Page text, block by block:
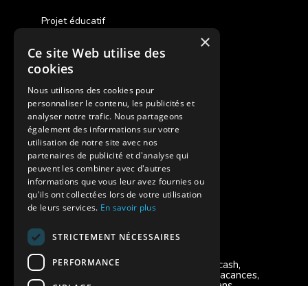
Projet éducatif
Des colonies de vacances inclusives
Assurances annulations
Aides financières pour partir en colonie
Charte de confidentialité
Vacances Adaptées Adulte Supernova
Modes de règlement acceptés
Chèque, Virement, Espèces, Mandats cash,
Bons CAF, Conseil général, Chèques vacances,
×
Ce site Web utilise des
cookies
Nous utilisons des cookies pour
personnaliser le contenu, les publicités et
analyser notre trafic. Nous partageons
également des informations sur votre
utilisation de notre site avec nos
partenaires de publicité et d'analyse qui
peuvent les combiner avec d'autres
informations que vous leur avez fournies ou
qu'ils ont collectées lors de votre utilisation
de leurs services. En savoir plus
STRICTEMENT NÉCESSAIRES
PERFORMANCE